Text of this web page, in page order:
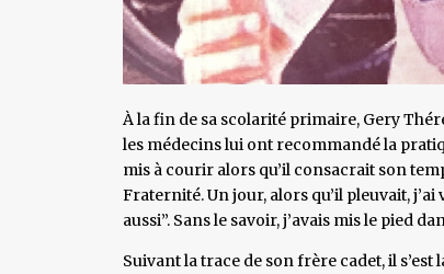
À la fin de sa scolarité primaire, Gery
les médecins lui ont recommandé la
mis à courir alors qu’il consacrait son
Fraternité. Un jour, alors qu’il pleuvait,
aussi”. Sans le savoir, j’avais mis le pied
Suivant la trace de son frère cadet, il